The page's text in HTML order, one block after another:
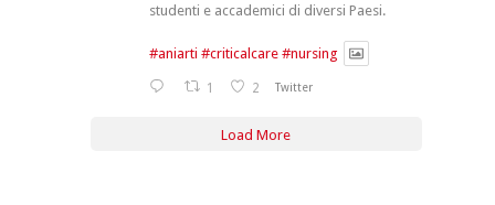
studenti e accademici di diversi Paesi.
#aniarti #criticalcare #nursing
1 2 Twitter
Load More